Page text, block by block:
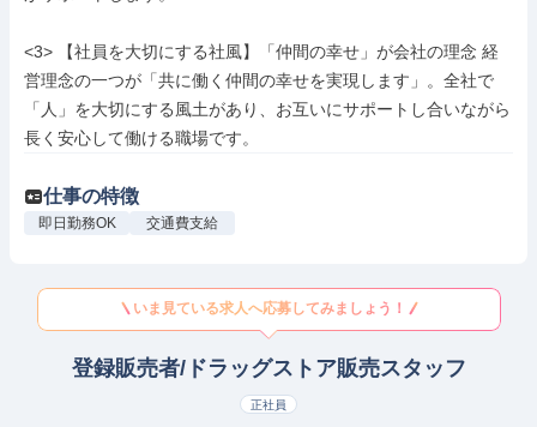
<3> 【社員を大切にする社風】「仲間の幸せ」が会社の理念 経
営理念の一つが「共に働く仲間の幸せを実現します」。全社で
「人」を大切にする風土があり、お互いにサポートし合いながら
長く安心して働ける職場です。
仕事の特徴
即日勤務OK 交通費支給
いま見ている求人へ応募してみましょう！
登録販売者/ドラッグストア販売スタッフ
正社員